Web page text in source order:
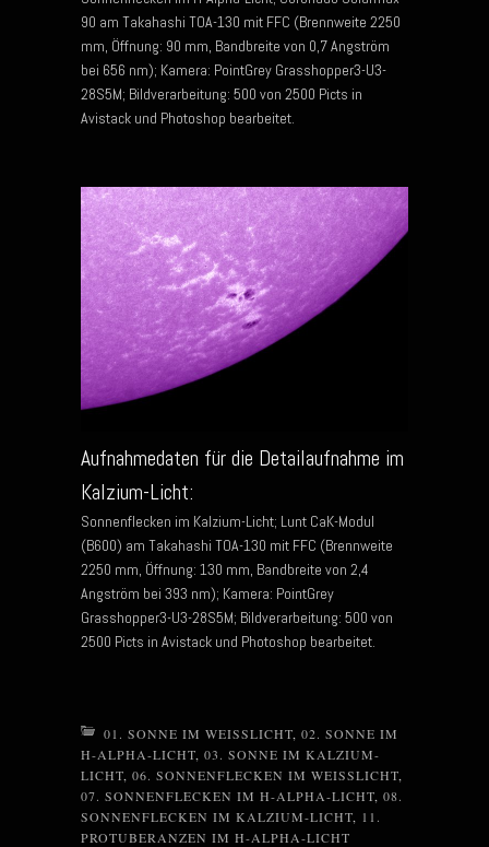
90 am Takahashi TOA-130 mit FFC (Brennweite 2250
mm, Öffnung: 90 mm, Bandbreite von 0,7 Angström
bei 656 nm); Kamera: PointGrey Grasshopper3-U3-
28S5M; Bildverarbeitung: 500 von 2500 Picts in
Avistack und Photoshop bearbeitet.
Aufnahmedaten für die Detailaufnahme im
Kalzium-Licht:
Sonnenflecken im Kalzium-Licht; Lunt CaK-Modul
(B600) am Takahashi TOA-130 mit FFC (Brennweite
2250 mm, Öffnung: 130 mm, Bandbreite von 2,4
Angström bei 393 nm); Kamera: PointGrey
Grasshopper3-U3-28S5M; Bildverarbeitung: 500 von
2500 Picts in Avistack und Photoshop bearbeitet.
01. SONNE IM WEISSLICHT 02. SONNE IM
H-ALPHA-LICHT 03. SONNE IM KALZIUM-
LICHT 06. SONNENFLECKEN IM WEISSLICHT
07. SONNENFLECKEN IM H-ALPHA-LICHT 08.
SONNENFLECKEN IM KALZIUM-LICHT
11.
PROTUBERANZEN IM H-ALPHA-LICHT